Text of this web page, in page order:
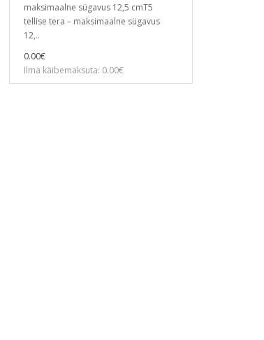
maksimaalne sügavus 12,5 cmT5
tellise tera – maksimaalne sügavus
12,..
0.00€
Ilma käibemaksuta: 0.00€